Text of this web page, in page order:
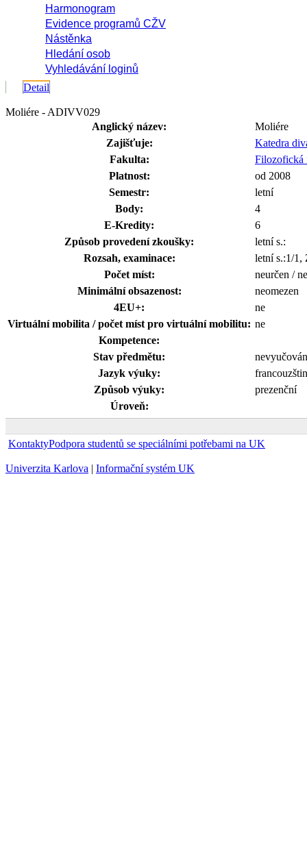
Harmonogram
Evidence programů CŽV
Nástěnka
Hledání osob
Vyhledávání loginů
Detail
Moliére - ADIVV029
Anglický název:
Moliére
Zajišťuje:
Katedra
Fakulta:
Filozofická
Platnost:
od 2008
Semestr:
letní
Body:
4
E-Kredity:
6
Způsob provedení zkoušky:
letní s.:
Rozsah, examinace:
letní s.:1/
Počet míst:
neurčen /
Minimální obsazenost:
neomezen
4EU+:
ne
Virtuální mobilita / počet míst pro virtuální mobilitu: ne
Kompetence:
Stav předmětu:
nevyučován
Jazyk výuky:
Způsob výuky:
prezenční
Úroveň:
KontaktyPodpora studentů se speciálními potřebami na UK
Univerzita Karlova | Informační systém UK